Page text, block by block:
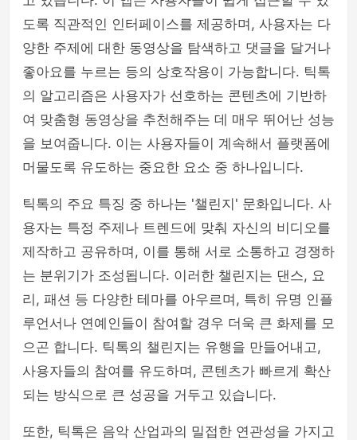
도록 직관적인 인터페이스를 제공하며, 사용자는 다
양한 주제에 대한 동영상을 탐색하고 댓글을 달거나
좋아요를 누르는 등의 상호작용이 가능합니다. 틱톡
의 알고리즘은 사용자가 선호하는 콘텐츠에 기반하
여 맞춤형 동영상을 추천해주는 데 매우 뛰어난 성능
을 보여줍니다. 이는 사용자들이 계속해서 플랫폼에
머물도록 유도하는 중요한 요소 중 하나입니다.
틱톡의 주요 특징 중 하나는 '챌린지' 문화입니다. 사
용자는 특정 주제나 트렌드에 맞춰 자신의 비디오를
제작하고 공유하며, 이를 통해 서로 소통하고 경쟁하
는 분위기가 조성됩니다. 이러한 챌린지는 댄스, 요
리, 패션 등 다양한 테마를 아우르며, 특히 유명 인플
루언서나 연예인들이 참여할 경우 더욱 큰 화제를 모
으곤 합니다. 틱톡의 챌린지는 유행을 만들어내고,
사용자들의 참여를 유도하며, 콘텐츠가 빠르게 확산
되는 방식으로 큰 성공을 거두고 있습니다.
또한, 틱톡은 음악 산업과의 밀접한 연관성을 가지고